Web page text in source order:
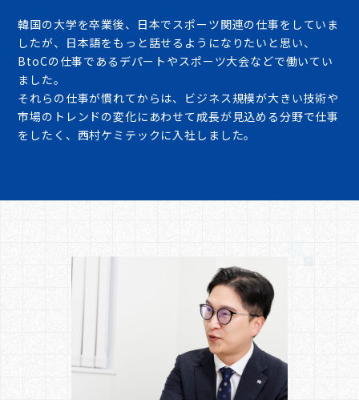
韓国の大学を卒業後、日本でスポーツ関連の仕事をしていま
したが、日本語をもっと話せるようになりたいと思い、
BtoCの仕事であるデパートやスポーツ大会などで働いてい
ました。
それらの仕事が慣れてからは、ビジネス規模が大きい技術や
市場のトレンドの変化にあわせて成長が見込める分野で仕事
をしたく、西村ケミテックに入社しました。